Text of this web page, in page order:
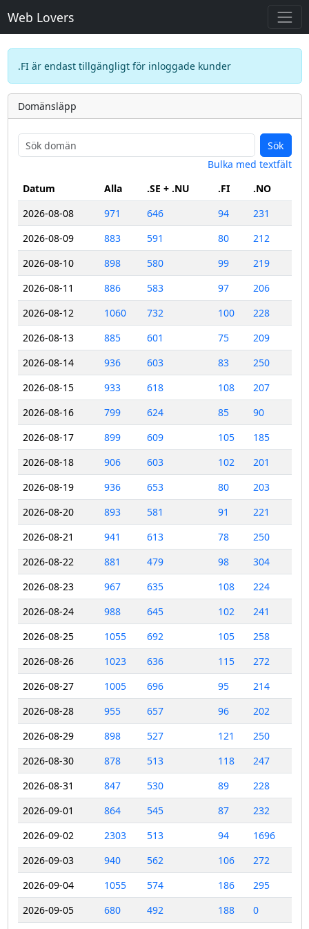
Web Lovers
.FI är endast tillgängligt för inloggade kunder
Domänsläpp
Sök
Bulka med textfält
Datum
Alla .SE + .NU .FI
.NO
2026-08-08
971 646 94
231
2026-08-09
883 591 80
212
2026-08-10
898 580 99
219
2026-08-11
886 583 97
206
2026-08-12
1060 732 100
228
2026-08-13
885 601 75
209
2026-08-14
936 603 83
250
2026-08-15
933 618 108
207
2026-08-16
799 624 85
90
2026-08-17
899 609 105
185
2026-08-18
906 603 102
201
2026-08-19
936 653 80
203
2026-08-20
893 581 91
221
2026-08-21
941 613 78
250
2026-08-22
881 479 98
304
2026-08-23
967 635 108
224
2026-08-24
988 645 102
241
2026-08-25
1055 692 105
258
2026-08-26
1023 636 115
272
2026-08-27
1005 696 95
214
2026-08-28
955 657 96
202
2026-08-29
898 527 121
250
2026-08-30
878 513 118
247
2026-08-31
847 530 89
228
2026-09-01
864 545 87
232
2026-09-02
2303 513 94
1696
2026-09-03
940 562 106
272
2026-09-04
1055 574 186
295
2026-09-05
680 492 188 0